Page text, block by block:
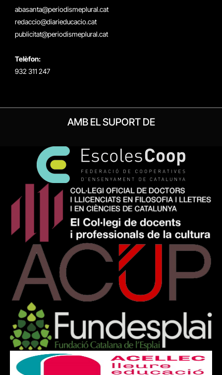
abasanta@periodismeplural.cat
redaccio@diarieducacio.cat
publicitat@periodismeplural.cat
Telèfon:
932 311 247
AMB EL SUPORT DE